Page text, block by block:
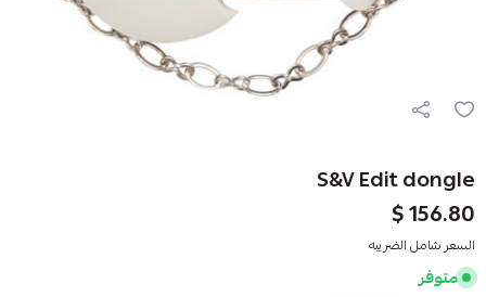
S&V Edit dongle
156.80 $
السعر شامل الضريبه
متوفر